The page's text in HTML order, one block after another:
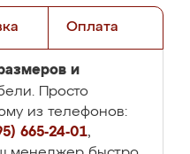
Оплата
и
Просто
из телефонов:
665-24-01,